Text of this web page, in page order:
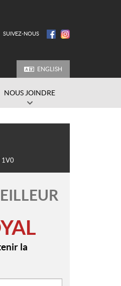
SUIVEZ-NOUS
ENGLISH
NOUS JOINDRE
1V0
la